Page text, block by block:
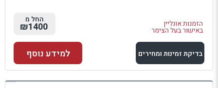
הזמנות אונליין
באישור בעל הצימר
החל מ
₪1400
בדיקת זמינות ומחירים
למתחם זה
למידע נוסף